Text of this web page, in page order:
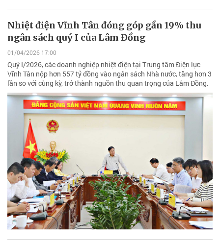
Nhiệt điện Vĩnh Tân đóng góp gần 19% thu
ngân sách quý I của Lâm Đồng
01/04/2026 17:00
Quý I/2026, các doanh nghiệp nhiệt điện tại Trung tâm Điện lực
Vĩnh Tân nộp hơn 557 tỷ đồng vào ngân sách Nhà nước, tăng hơn 3
lần so với cùng kỳ, trở thành nguồn thu quan trọng của Lâm Đồng.